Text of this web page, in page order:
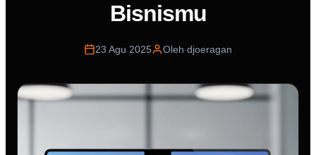
Bisnismu
23 Agu 2025 Oleh djoeragan